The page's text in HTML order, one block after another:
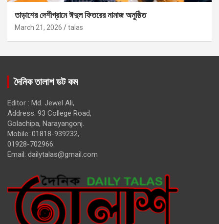
তাড়াশের দেশীগ্রামে ঈদুল ফিতরের নামাজ অনুষ্ঠিত
March 21, 2026 talas
দৈনিক তালাশ ডট কম
Editor : Md. Jewel Ali,
Address: 93 College Road,
Golachipa, Narayangonj.
Mobile: 01818-939232,
01928-702966.
Email: dailytalas@gmail.com